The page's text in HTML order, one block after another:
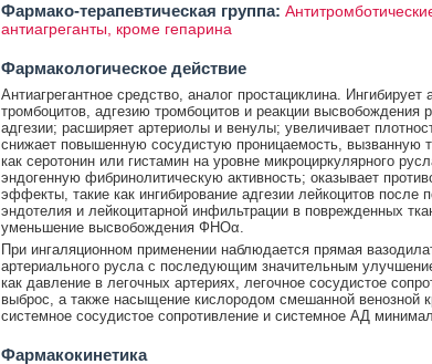
Фармако-терапевтическая группа:
антиагреганты, кроме гепарина
Фармакологическое действие
Антиагрегантное средство, аналог простациклина. Ингибирует
тромбоцитов, адгезию тромбоцитов и реакции высвобождения
адгезии; расширяет артериолы и венулы; увеличивает
снижает повышенную сосудистую проницаемость, вызванную
как серотонин или гистамин на уровне микроциркулярного
эндогенную фибринолитическую активность; оказывает
эффекты, такие как ингибирование адгезии лейкоцитов после
эндотелия и лейкоцитарной инфильтрации в поврежденных
уменьшение высвобождения ФНОα.
При ингаляционном применении наблюдается прямая
артериального русла с последующим значительным
как давление в легочных артериях, легочное сосудистое
выброс, а также насыщение кислородом смешанной венозной
системное сосудистое сопротивление и системное АД
Фармакокинетика